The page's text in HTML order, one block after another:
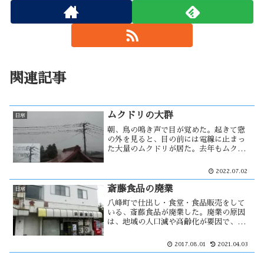
関連記事
日常 ムクドリの大群
朝、鳥の鳴き声で目が覚めた。起きて窓
の外を見ると、目の前には電線に止まっ
た大量のムクドリが居た。去年もムクド
えた感じがする。地球温暖化で、能代も
うか？ムクドリは益鳥とされている
が・・
2022.07.02
日常 斎藤食品の廃業
八峰町で仕出し・食堂・食品販売をして
いる、斎藤食品が廃業した。廃業の原因
は、地域の人口減や高齢化が要因で、主
因です。ここは、年に数回程利用する美
2017.08.01 2021.04.03